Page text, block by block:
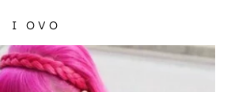
I OVO